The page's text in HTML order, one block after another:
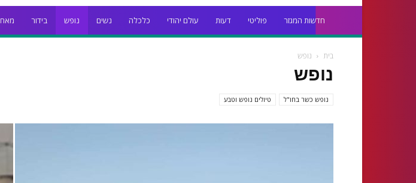
חדשות המגזר פוליטי דעות עולם יהודי כלכלה נשים נופש בידור
בית נופש
נופש
נופש כשר בחו"ל טיולים נופש וטבע